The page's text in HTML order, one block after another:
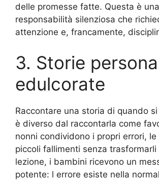
delle promesse fatte. Questa è una
responsabilità silenziosa che
attenzione e, francamente,
3. Storie
edulcorate
Raccontare una storia di quando
è diverso dal raccontarla come
nonni condividono i propri errori,
piccoli fallimenti senza trasformarli
lezione, i bambini ricevono un
potente: l errore esiste nella